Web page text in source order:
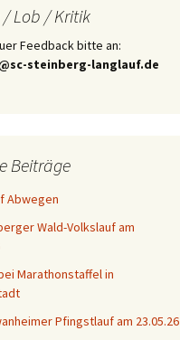
/ Lob / Kritik
Feedback bitte an:
steinberg-langlauf.de
Beiträge
Abwegen
Wald-Volkslauf am
Marathonstaffel in
Pfingstlauf am 23.05.26